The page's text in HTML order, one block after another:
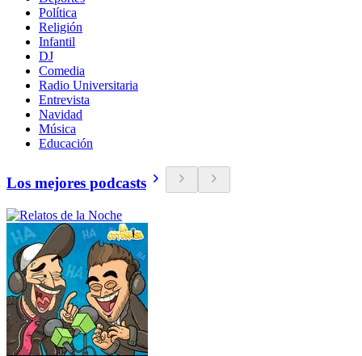
Política
Religión
Infantil
DJ
Comedia
Radio Universitaria
Entrevista
Navidad
Música
Educación
Los mejores podcasts